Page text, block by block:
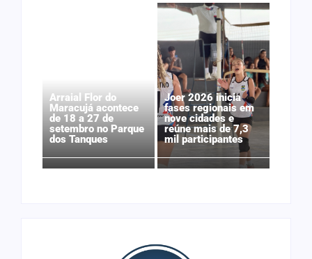
Arraial Flor do
Maracujá acontece
de 18 a 27 de
setembro no Parque
dos Tanques
Joer 2026 inicia
fases regionais em
nove cidades e
reúne mais de 7,3
mil participantes